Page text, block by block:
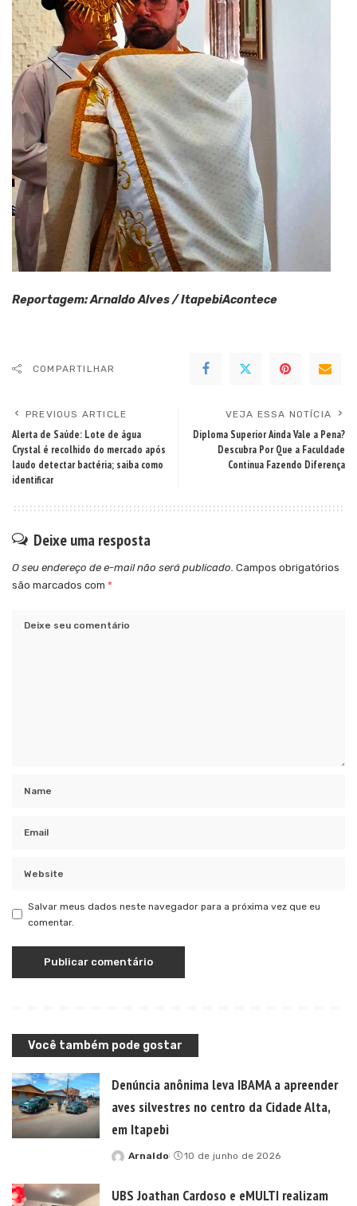
Reportagem: Arnaldo Alves / ItapebiAcontece
COMPARTILHAR
PREVIOUS ARTICLE
Alerta de Saúde: Lote de água
Crystal é recolhido do mercado após
laudo detectar bactéria; saiba como
identificar
VEJA ESSA NOTÍCIA
Diploma Superior Ainda Vale a Pena?
Descubra Por Que a Faculdade
Continua Fazendo Diferença
Deixe uma resposta
O seu endereço de e-mail não será publicado. Campos obrigatórios
são marcados com *
Salvar meus dados neste navegador para a próxima vez que eu
comentar.
Você também pode gostar
Denúncia anônima leva IBAMA a apreender
aves silvestres no centro da Cidade Alta,
em Itapebi
Posted
Arnaldo 10 de junho de 2026
UBS Joathan Cardoso e eMULTI realizam